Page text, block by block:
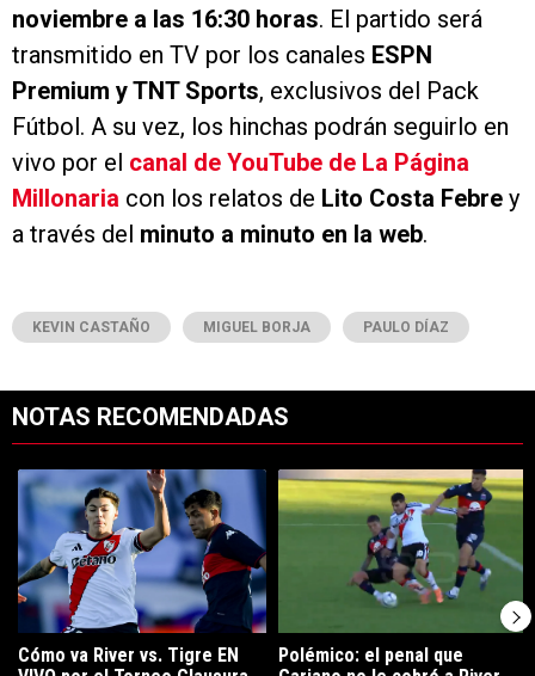
noviembre a las 16:30 horas. El partido será
transmitido en TV por los canales ESPN
Premium y TNT Sports, exclusivos del Pack
Fútbol. A su vez, los hinchas podrán seguirlo en
vivo por el canal de YouTube de La Página
Millonaria con los relatos de Lito Costa Febre y
a través del minuto a minuto en la web.
KEVIN CASTAÑO MIGUEL BORJA PAULO DÍAZ
NOTAS RECOMENDADAS
Un artículo de tendencia con el título "Cómo va River vs. Tigre EN
Cómo va River vs. Tigre EN
Un artículo de tendencia con el
Polémico: el penal que